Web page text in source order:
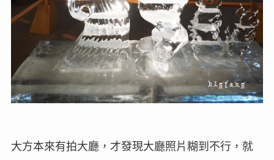
大方本來有拍大廳，才發現大廳照片糊到不行，就